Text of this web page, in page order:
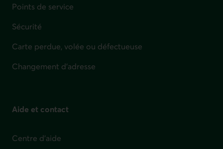
Points de service
Sécurité
Carte perdue, volée ou défectueuse
Changement d'adresse
Aide et contact
Centre d'aide